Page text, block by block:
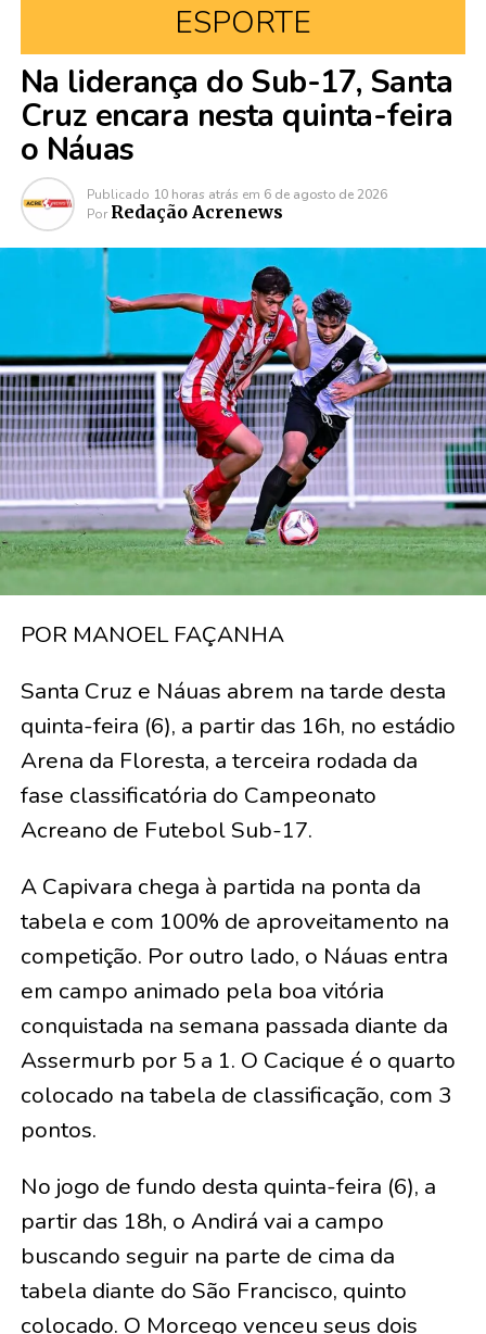
ESPORTE
Na liderança do Sub-17, Santa
Cruz encara nesta quinta-feira
o Náuas
Publicado 10 horas atrás em 6 de agosto de 2026
Por Redação Acrenews
POR MANOEL FAÇANHA
Santa Cruz e Náuas abrem na tarde desta
quinta-feira (6), a partir das 16h, no estádio
Arena da Floresta, a terceira rodada da
fase classificatória do Campeonato
Acreano de Futebol Sub-17.
A Capivara chega à partida na ponta da
tabela e com 100% de aproveitamento na
competição. Por outro lado, o Náuas entra
em campo animado pela boa vitória
conquistada na semana passada diante da
Assermurb por 5 a 1. O Cacique é o quarto
colocado na tabela de classificação, com 3
pontos.
No jogo de fundo desta quinta-feira (6), a
partir das 18h, o Andirá vai a campo
buscando seguir na parte de cima da
tabela diante do São Francisco, quinto
colocado. O Morcego venceu seus dois